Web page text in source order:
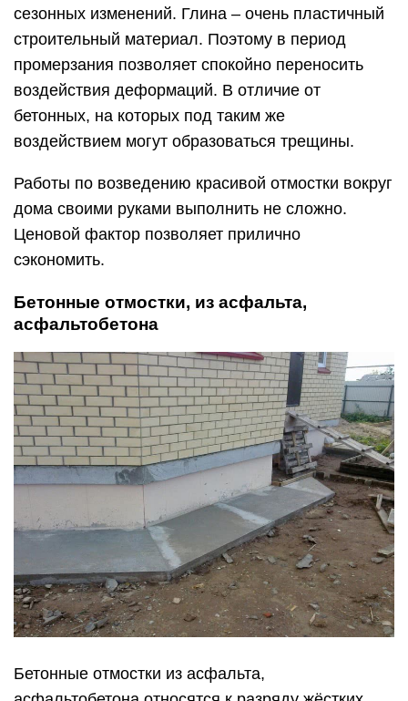
сезонных изменений. Глина – очень пластичный
строительный материал. Поэтому в период
промерзания позволяет спокойно переносить
воздействия деформаций. В отличие от
бетонных, на которых под таким же
воздействием могут образоваться трещины.
Работы по возведению красивой отмостки вокруг
дома своими руками выполнить не сложно.
Ценовой фактор позволяет прилично
сэкономить.
Бетонные отмостки, из асфальта,
асфальтобетона
Бетонные отмостки из асфальта,